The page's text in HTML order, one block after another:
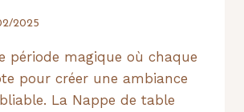
2025
période magique où chaque
pour créer une ambiance
La Nappe de table